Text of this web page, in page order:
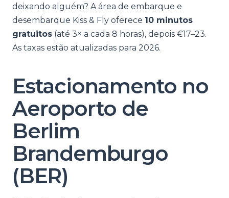
deixando alguém? A área de embarque e
desembarque Kiss & Fly oferece 10 minutos
gratuitos (até 3× a cada 8 horas), depois €17–23.
As taxas estão atualizadas para 2026.
Estacionamento no
Aeroporto de
Berlim
Brandemburgo
(BER)